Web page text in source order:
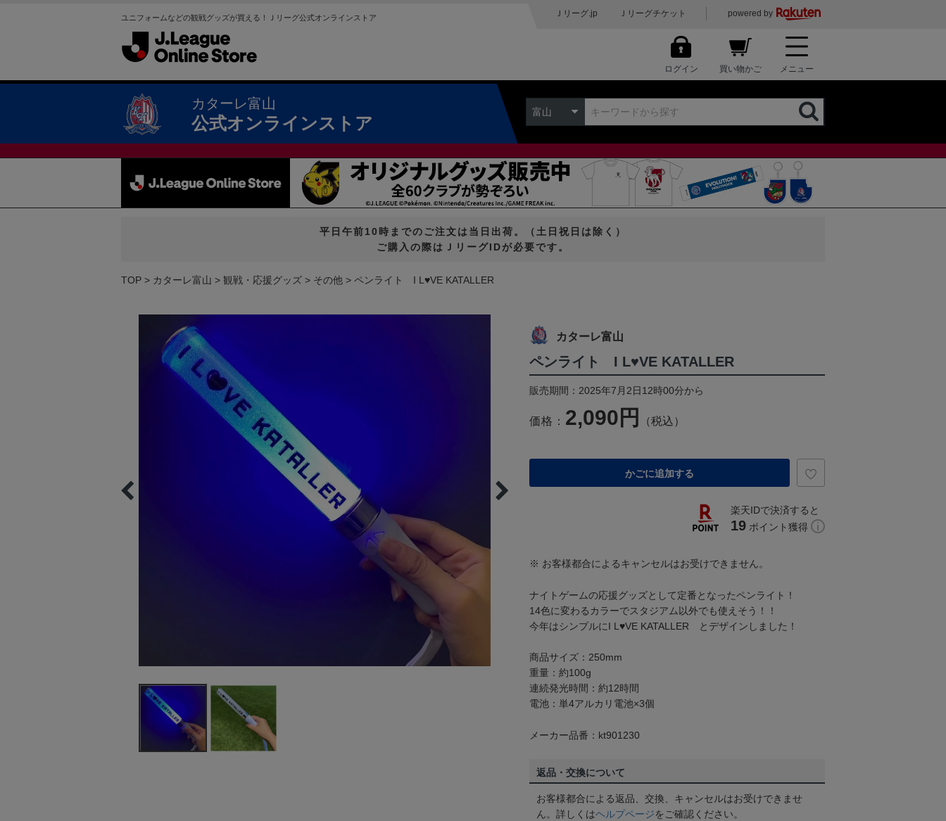
ユニフォームなどの観戦グッズが買える！Ｊリーグ公式オンラインストア Ｊリーグ.jp Ｊリーグチケット powered by
ログイン 買い物かご メニュー
カターレ富山
公式オンラインストア
富山
平日午前10時までのご注文は当日出荷。（土日祝日は除く）
ご購入の際はＪリーグIDが必要です。
TOP カターレ富山 観戦・応援グッズ その他 ペンライト I L♥VE KATALLER
カターレ富山
ペンライト I L♥VE KATALLER
販売期間：2025年7月2日12時00分から
価格： 2,090円 （税込）
かごに追加する
楽天IDで決済すると
19 ポイント獲得
※ お客様都合によるキャンセルはお受けできません。
ナイトゲームの応援グッズとして定番となったペンライト！
14色に変わるカラーでスタジアム以外でも使えそう！！
今年はシンプルにI L♥VE KATALLER とデザインしました！
商品サイズ：250mm
重量：約100g
連続発光時間：約12時間
電池：単4アルカリ電池×3個
メーカー品番：kt901230
返品・交換について
お客様都合による返品、交換、キャンセルはお受けできませ
ん。詳しくはヘルプページをご確認ください。